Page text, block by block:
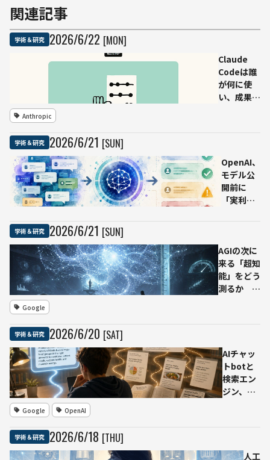
関連記事
学術＆研究 2026/6/22 [MON]
Claude
Codeは誰
が何に使
い、成果は
タ40万件
を分析
Anthropic
学術＆研究 2026/6/21 [SUN]
OpenAI、
モデル公
開前に
「実利用
研究 過
去の会話
で候補モ
デルの応
学術＆研究 2026/6/21 [SUN]
AGIの次に
来る「超知
能」をどう
測るか
チマークと
予測研究
Google
学術＆研究 2026/6/20 [SAT]
AIチャッ
トbotと
検索エン
ジン、学
ア工科大
Google OpenAI
学術＆研究 2026/6/18 [THU]
人工